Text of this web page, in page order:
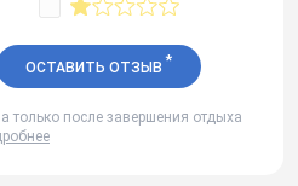
ОСТАВИТЬ ОТЗЫВ *
только после завершения отдыха